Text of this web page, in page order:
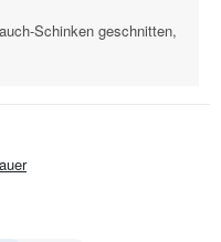
Schinken geschnitten,